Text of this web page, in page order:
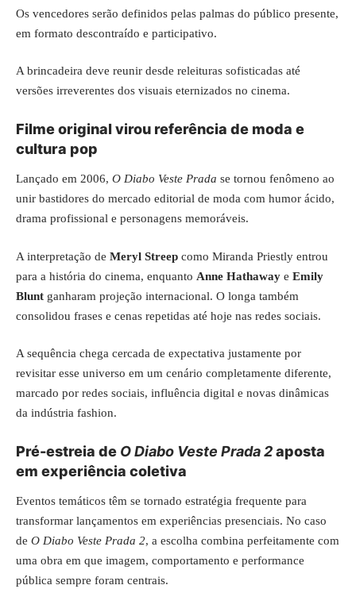
Os vencedores serão definidos pelas palmas do público presente,
em formato descontraído e participativo.
A brincadeira deve reunir desde releituras sofisticadas até
versões irreverentes dos visuais eternizados no cinema.
Filme original virou referência de moda e
cultura pop
Lançado em 2006, O Diabo Veste Prada se tornou fenômeno ao
unir bastidores do mercado editorial de moda com humor ácido,
drama profissional e personagens memoráveis.
A interpretação de Meryl Streep como Miranda Priestly entrou
para a história do cinema, enquanto Anne Hathaway e Emily
Blunt ganharam projeção internacional. O longa também
consolidou frases e cenas repetidas até hoje nas redes sociais.
A sequência chega cercada de expectativa justamente por
revisitar esse universo em um cenário completamente diferente,
marcado por redes sociais, influência digital e novas dinâmicas
da indústria fashion.
Pré-estreia de O Diabo Veste Prada 2aposta
em experiência coletiva
Eventos temáticos têm se tornado estratégia frequente para
transformar lançamentos em experiências presenciais. No caso
de O Diabo Veste Prada 2, a escolha combina perfeitamente com
uma obra em que imagem, comportamento e performance
pública sempre foram centrais.